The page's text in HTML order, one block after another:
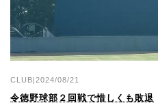
CLUB|2024/08/21
令徳野球部２回戦で惜しくも敗退